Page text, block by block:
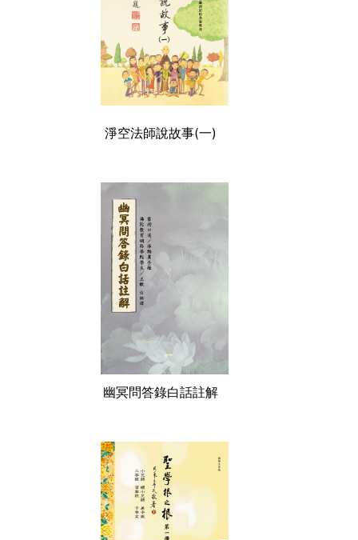
淨空法師說故事(一)
幽冥問答錄白話註解